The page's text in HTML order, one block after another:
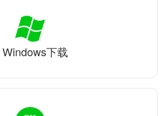
Windows下载